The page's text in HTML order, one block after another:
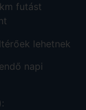
futást
lehetnek
napi